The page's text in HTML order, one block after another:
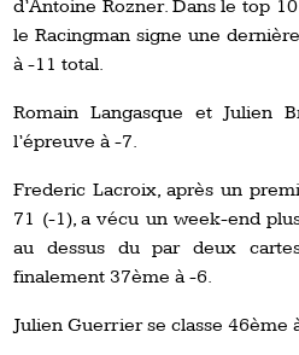
d’Antoine Rozner. Dans le top
le Racingman signe une
à -11 total.
Romain Langasque et Julien
l’épreuve à -7.
Frederic Lacroix, après un
71 (-1), a vécu un week-end
au dessus du par deux
finalement 37ème à -6.
Julien Guerrier se classe 46ème